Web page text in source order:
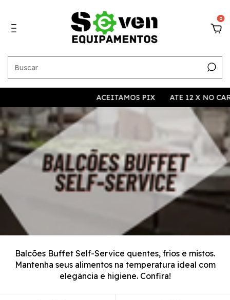
0
ACEITAMOS PIX ATE 12 X NO CARTAO
Balcões Buffet Self-Service quentes, frios e mistos.
Mantenha seus alimentos na temperatura ideal com
elegância e higiene. Confira!